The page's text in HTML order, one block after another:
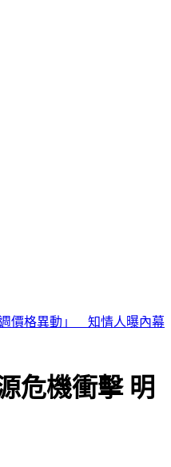
道歉了「希望能夠精進動
危機衝擊 明